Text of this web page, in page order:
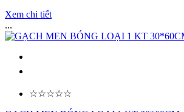
Xem chi tiết
...
☆☆☆☆☆